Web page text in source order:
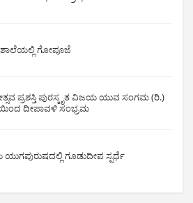
ಗೋಪೂಜೆ
ಪ್ರಶಸ್ತಿ ಪುರಸ್ಕೃತ ವಿಜಯ ಯುವ ಸಂಗಮ (ರಿ.)
ದೀಪಾವಳಿ ಸಂಭ್ರಮ
ಗೂಡುದೀಪ ಸ್ಪರ್ಧೆ